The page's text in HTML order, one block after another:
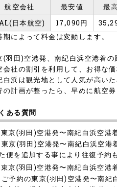
航空会社
最安値
最
日本航空)
17,090円
によって料金は変動します。
(羽田)空港発、南紀白浜空港着
会社の割引を利用して、お得な
白浜は観光地として人気が高い
の計画が整ったら、早めに航空
ある質問
東京(羽田)空港発〜南紀白浜空港
東京(羽田)空港発〜南紀白浜空港
便を追加する事により往復予約
東京(羽田)空港発〜南紀白浜空港
ご予約の東京(羽田)空港発〜南紀